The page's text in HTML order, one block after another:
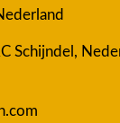
Schijndel,